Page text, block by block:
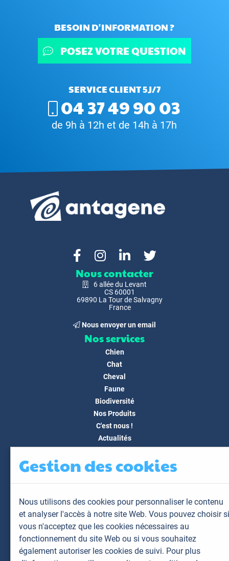
BESOIN D'INFORMATION ?
POSEZ VOTRE QUESTION
SERVICE CLIENT 5J/7
04 37 49 90 03
de 9h à 12h et de 14h à 17h
Nous contacter
6 allée du Levant
CS 60001
69890 La Tour de Salvagny
France
Nous envoyer un email
Nos services
Chien
Chat
Cheval
Faune
Biodiversité
Nos Produits
C'est nous !
Actualités
FAQ
Mon espace
Mes animaux
Mes résultats
Mes commandes
Mes factures
Gestion des cookies
Nous utilisons des cookies pour personnaliser le contenu
et analyser l'accès à notre site Web. Vous pouvez choisir si
vous n'acceptez que les cookies nécessaires au
fonctionnement du site Web ou si vous souhaitez
également autoriser les cookies de suivi. Pour plus